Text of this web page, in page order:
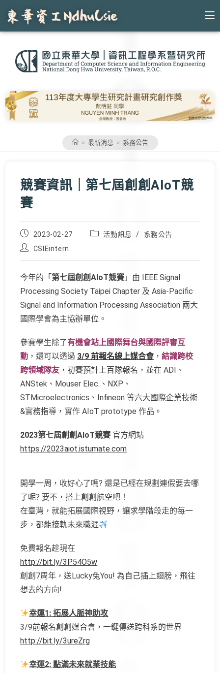
content
> 最新消息 > 系務公告
競賽資訊｜第七屆創創AIoT競
賽
Post
published:
2023-02-27
Post
活動訊息 /
系務公告
Post
CSIEintern
今年的「第七屆創創AIoT競賽 」由 IEEE Signal
Processing Society Taipei Chapter 及 Asia-Pacific
Signal and Information Processing Association 兩大
國際學會為主協辦單位。
參賽學生除了有機會站上國際舞台與國際評審互
動 ，還可以透過 3/9 前報名線上媒合會，結識跨校
跨領域隊友 ，初賽預計上百隊報名，並在 ADI、
ANStek、Mouser Elec.、NXP、
STMicroelectronics、Infineon 等六大國際企業技術
&實務指導，實作 AIoT prototype 作品。
2023第七屆創創AIoT競賽 官方網站
https://2023aiot.istumate.com
開學一周，收好心了嗎? 還是已經在規劃連假要去哪
了呢? 要不，搭上創創航空吧！
在臺灣，就能拓展國際視野，讓求學階段走的每一
步，都能接軌未來職涯
免費報名趁現在
http://bit.ly/3P54O5w
創創7周年，送Lucky兔You! 為自己插上翅膀，飛往
想去的方向!
幸運1: 拓展人脈神助攻
3/9前報名創創媒合會，一鍵傳送跨科系的世界
http://bit.ly/3ureZrg
幸運2: 點滿未來就業技能